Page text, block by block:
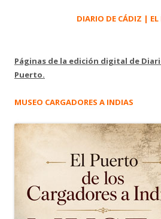
DIARIO DE CÁDIZ | EL
Páginas de la edición digital de
Puerto.
MUSEO CARGADORES A INDIAS